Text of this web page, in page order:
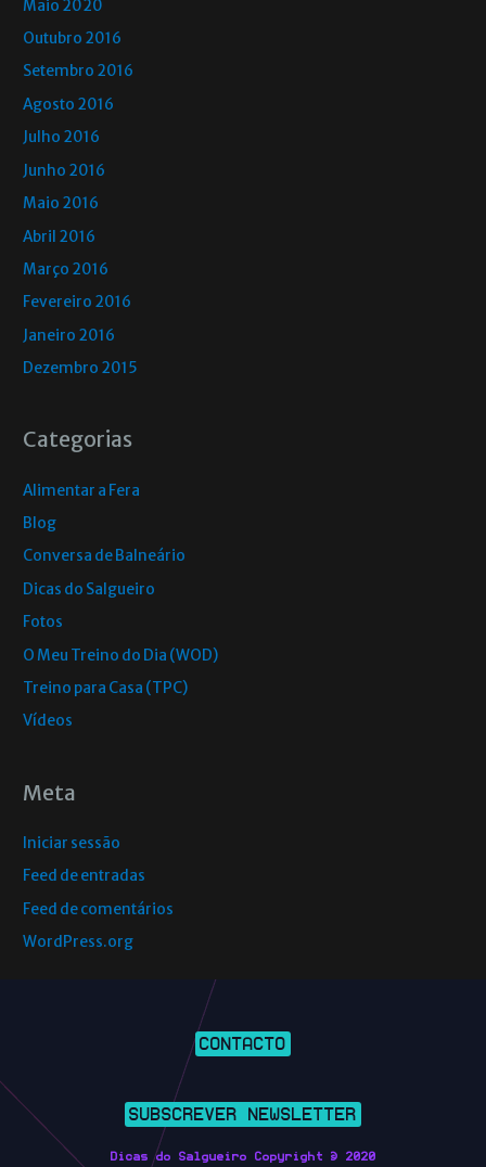
Maio 2020
Outubro 2016
Setembro 2016
Agosto 2016
Julho 2016
Junho 2016
Maio 2016
Abril 2016
Março 2016
Fevereiro 2016
Janeiro 2016
Dezembro 2015
Categorias
Alimentar a Fera
Blog
Conversa de Balneário
Dicas do Salgueiro
Fotos
O Meu Treino do Dia (WOD)
Treino para Casa (TPC)
Vídeos
Meta
Iniciar sessão
Feed de entradas
Feed de comentários
WordPress.org
CONTACTO
SUBSCREVER NEWSLETTER
Dicas do Salgueiro Copyright © 2020